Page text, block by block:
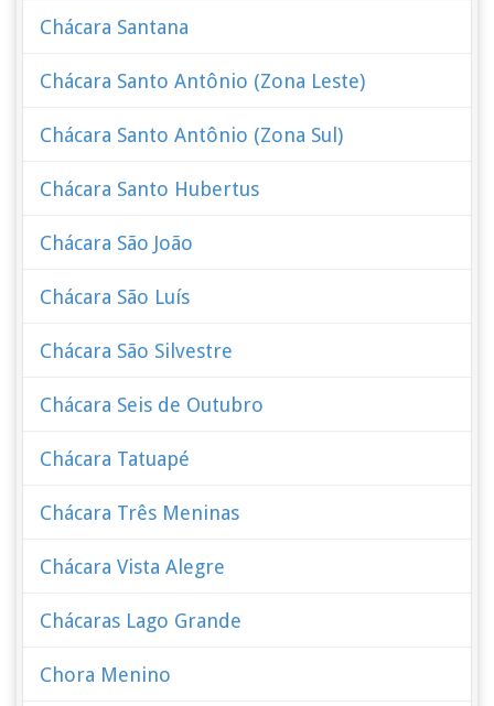
Chácara Santana
Chácara Santo Antônio (Zona Leste)
Chácara Santo Antônio (Zona Sul)
Chácara Santo Hubertus
Chácara São João
Chácara São Luís
Chácara São Silvestre
Chácara Seis de Outubro
Chácara Tatuapé
Chácara Três Meninas
Chácara Vista Alegre
Chácaras Lago Grande
Chora Menino